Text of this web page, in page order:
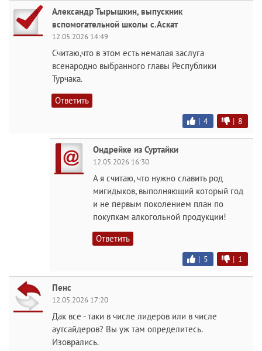
Александр Тырышкин, выпускник
вспомогательной школы с.Аскат
12.05.2026 14:49
Считаю,что в этом есть немалая заслуга
всенародно выбранного главы Республики
Турчака.
Ответить
| 4 | 8
Ондрейке из Суртайки
12.05.2026 16:30
А я считаю, что нужно славить род
мигидыков, выполняющий который год
и не первым поколением план по
покупкам алкогольной продукции!
Ответить
| 5 | 1
Пенс
12.05.2026 17:20
Дак все - таки в числе лидеров или в числе
аутсайдеров? Вы уж там определитесь.
Изоврались.